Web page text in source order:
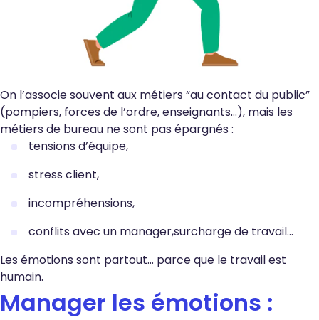
On l’associe souvent aux métiers “au contact du public”
(pompiers, forces de l’ordre, enseignants…), mais les
métiers de bureau ne sont pas épargnés :
tensions d’équipe,
stress client,
incompréhensions,
conflits avec un manager,surcharge de travail…
Les émotions sont partout… parce que le travail est
humain.
Manager les émotions :